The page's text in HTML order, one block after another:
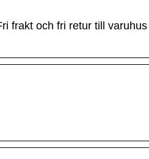
frakt och fri retur till varuhus